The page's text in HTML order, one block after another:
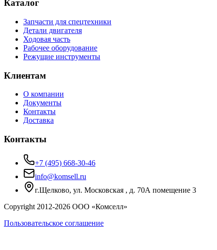
Каталог
Запчасти для спецтехники
Детали двигателя
Ходовая часть
Рабочее оборудование
Режущие инструменты
Клиентам
О компании
Документы
Контакты
Доставка
Контакты
+7 (495) 668-30-46
info@komsell.ru
г.Щелково, ул. Московская , д. 70А помещение 3
Copyright 2012-2026 ООО «Комселл»
Пользовательское соглашение